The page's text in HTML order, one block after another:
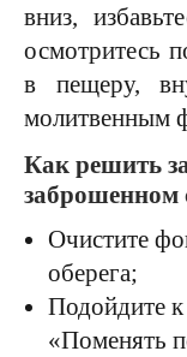
вниз,
осмотритесь
в пещеру,
молитвенным
Как решить
заброшенном
Очистите
оберега;
Подойдите
«Поменять